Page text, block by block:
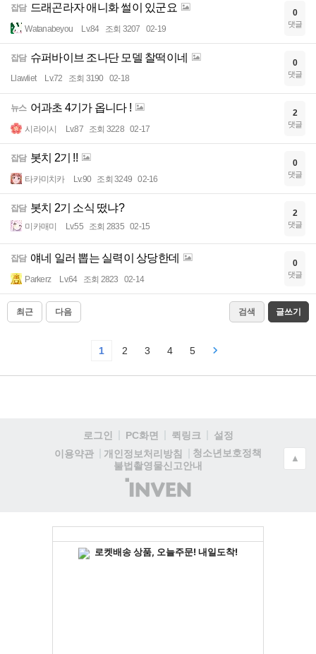
잡담 드래곤라자 애니화 썰이 있군요
Watanabeyou Lv.84 조회 3207 02-19
0
댓글
잡담 슈퍼바이브 조나단 모델 찰떡이네
Llawliet Lv.72 조회 3190 02-18
0
댓글
뉴스 어과초 4기가 옵니다 !
시라이시 Lv.87 조회 3228 02-17
2
댓글
잡담 봇치 2기 !!
타카미치카 Lv.90 조회 3249 02-16
0
댓글
잡담 봇치 2기 소식 떴냐?
미카매미 Lv.55 조회 2835 02-15
2
댓글
잡담 얘네 일러 뽑는 실력이 상당한데
Parkerz Lv.64 조회 2823 02-14
0
댓글
최근 다음 검색 글쓰기
1 2 3 4 5
로그인 PC화면 퀵링크
설정
이용약관
개인정보처리방침
청소년보호정책
불법촬영물신고안내
(주)
인
▲